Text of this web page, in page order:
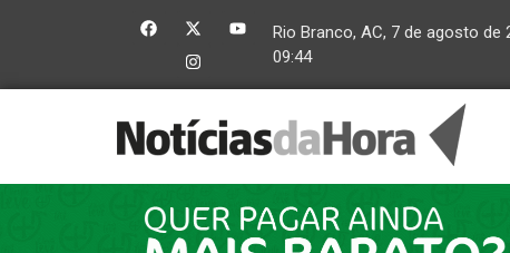
Rio Branco, AC, 7 de agosto de
09:44